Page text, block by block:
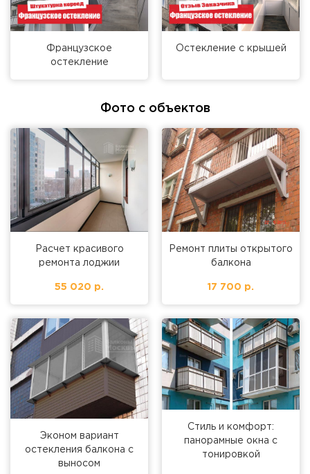
Французское
остекление
Остекление с крышей
Фото с объектов
Расчет красивого
ремонта лоджии
55 020 р.
Ремонт плиты открытого
балкона
17 700 р.
Эконом вариант
остекления балкона с
выносом
Стиль и комфорт:
панорамные окна с
тонировкой